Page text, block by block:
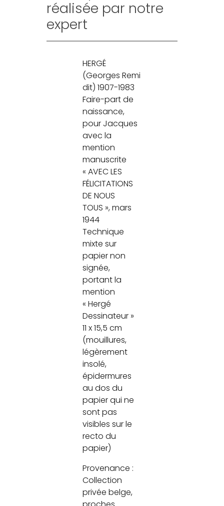
réalisée par notre
expert
HERGÉ
(Georges Remi
dit) 1907-1983
Faire-part de
naissance,
pour Jacques
avec la
mention
manuscrite
« AVEC LES
FÉLICITATIONS
DE NOUS
TOUS », mars
1944
Technique
mixte sur
papier non
signée,
portant la
mention
« Hergé
Dessinateur »
11 x 15,5 cm
(mouillures,
légèrement
insolé,
épidermures
au dos du
papier qui ne
sont pas
visibles sur le
recto du
papier)
Provenance :
Collection
privée belge,